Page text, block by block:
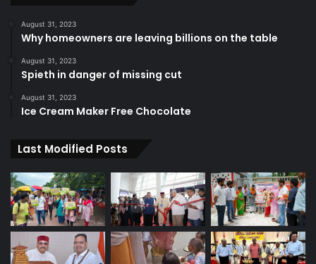
August 31, 2023
Why homeowners are leaving billions on the table
August 31, 2023
Spieth in danger of missing cut
August 31, 2023
Ice Cream Maker Free Chocolate
Last Modified Posts